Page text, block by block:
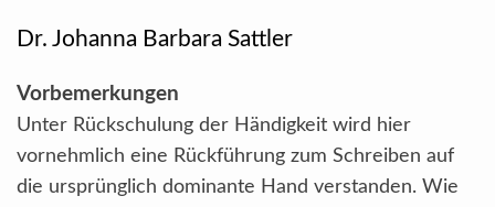
Dr. Johanna Barbara Sattler
Vorbemerkungen
Unter Rückschulung der Händigkeit wird hier
vornehmlich eine Rückführung zum Schreiben auf
die ursprünglich dominante Hand verstanden. Wie